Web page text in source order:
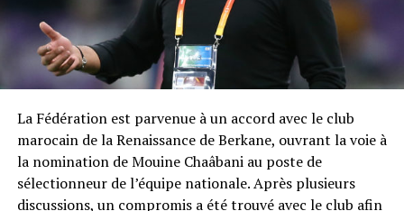
La Fédération est parvenue à un accord avec le club
marocain de la Renaissance de Berkane, ouvrant la voie à
la nomination de Mouine Chaâbani au poste de
sélectionneur de l’équipe nationale. Après plusieurs
discussions, un compromis a été trouvé avec le club afin